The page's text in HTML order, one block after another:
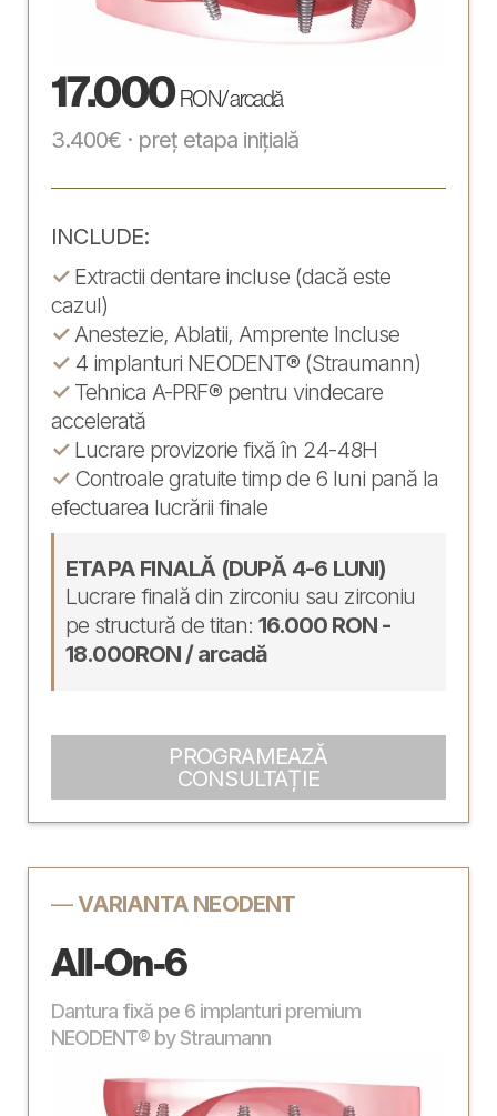
17.000RON / arcadă
3.400€ · preț etapa inițială
INCLUDE:
✓ Extractii dentare incluse (dacă este
cazul)
✓ Anestezie, Ablatii, Amprente Incluse
✓ 4 implanturi NEODENT® (Straumann)
✓ Tehnica A-PRF® pentru vindecare
accelerată
✓ Lucrare provizorie fixă în 24-48H
✓ Controale gratuite timp de 6 luni pană la
efectuarea lucrării finale
ETAPA FINALĂ (DUPĂ 4-6 LUNI)
Lucrare finală din zirconiu sau zirconiu
pe structură de titan: 16.000 RON -
18.000RON / arcadă
PROGRAMEAZĂ
CONSULTAȚIE
—VARIANTA NEODENT
All-On-6
Dantura fixă pe 6 implanturi premium
NEODENT® by Straumann